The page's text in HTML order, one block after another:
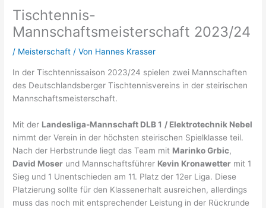
Tischtennis-
Mannschaftsmeisterschaft 2023/24
/ Meisterschaft / Von Hannes Krasser
In der Tischtennissaison 2023/24 spielen zwei Mannschaften
des Deutschlandsberger Tischtennisvereins in der steirischen
Mannschaftsmeisterschaft.
Mit der Landesliga-Mannschaft DLB 1 / Elektrotechnik Nebel
nimmt der Verein in der höchsten steirischen Spielklasse teil.
Nach der Herbstrunde liegt das Team mit Marinko Grbic,
David Moser und Mannschaftsführer Kevin Kronawetter mit 1
Sieg und 1 Unentschieden am 11. Platz der 12er Liga. Diese
Platzierung sollte für den Klassenerhalt ausreichen, allerdings
muss das noch mit entsprechender Leistung in der Rückrunde